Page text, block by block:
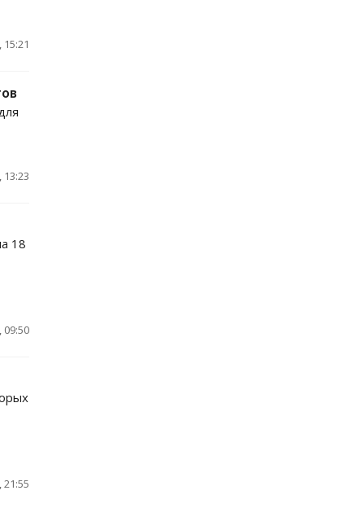
13:23
18
09:50
21:55